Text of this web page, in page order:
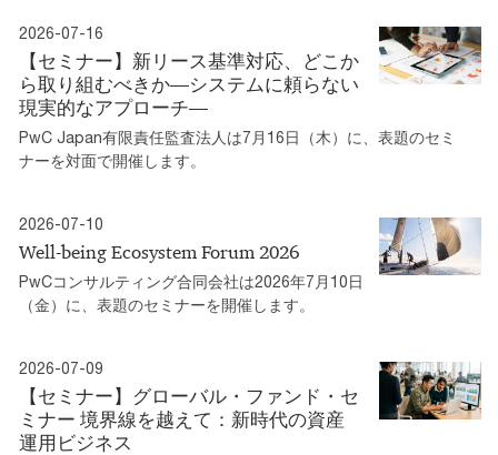
2026-07-16
【セミナー】新リース基準対応、どこか
ら取り組むべきか―システムに頼らない
現実的なアプローチ―
PwC Japan有限責任監査法人は7月16日（木）に、表題のセミ
ナーを対面で開催します。
2026-07-10
Well-being Ecosystem Forum 2026
PwCコンサルティング合同会社は2026年7月10日
（金）に、表題のセミナーを開催します。
2026-07-09
【セミナー】グローバル・ファンド・セ
ミナー 境界線を越えて：新時代の資産
運用ビジネス